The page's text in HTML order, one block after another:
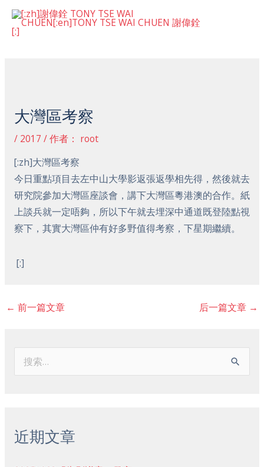
大灣區考察
/ 2017 / 作者： root
[:zh]大灣區考察
今日重點項目去左中山大學影返張返學相先得，然後就去
研究院參加大灣區座談會，講下大灣區粵港澳的合作。紙
上談兵就一定唔夠，所以下午就去埋深中通道既登陸點視
察下，其實大灣區仲有好多野值得考察，下星期繼續。
[:]
← 前一篇文章 后一篇文章 →
近期文章